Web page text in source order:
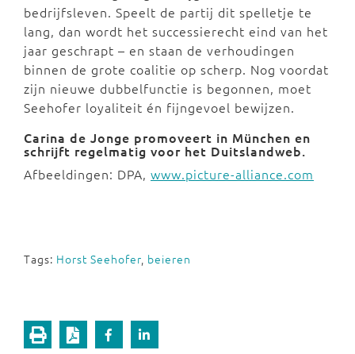
bedrijfsleven. Speelt de partij dit spelletje te
lang, dan wordt het successierecht eind van het
jaar geschrapt – en staan de verhoudingen
binnen de grote coalitie op scherp. Nog voordat
zijn nieuwe dubbelfunctie is begonnen, moet
Seehofer loyaliteit én fijngevoel bewijzen.
Carina de Jonge promoveert in München en
schrijft regelmatig voor het Duitslandweb.
Afbeeldingen: DPA, www.picture-alliance.com
Tags: Horst Seehofer, beieren